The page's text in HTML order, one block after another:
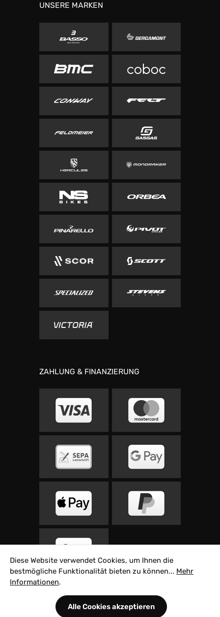
UNSERE MARKEN
ZAHLUNG & FINANZIERUNG
Alle Preise inkl. gesetzl. Mehrwertsteuer zzgl.
Versandkosten
und ggf. Nachnahmegebühren,
Diese Website verwendet Cookies, um Ihnen die
bestmögliche Funktionalität bieten zu können... Mehr
Informationen.
Alle Cookies akzeptieren